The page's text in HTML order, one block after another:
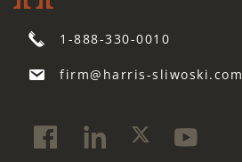
response
submission
advice.
1-888-330-0010
firm@harris-sliwoski.com